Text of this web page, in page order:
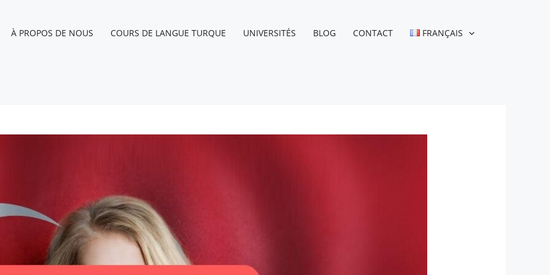
À PROPOS DE NOUS COURS DE LANGUE TURQUE UNIVERSITÉS BLOG CONTACT FRANÇAIS